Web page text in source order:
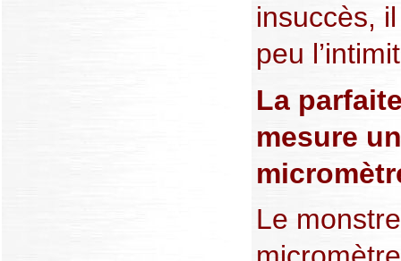
insuccès,
peu
La
mesure
Le